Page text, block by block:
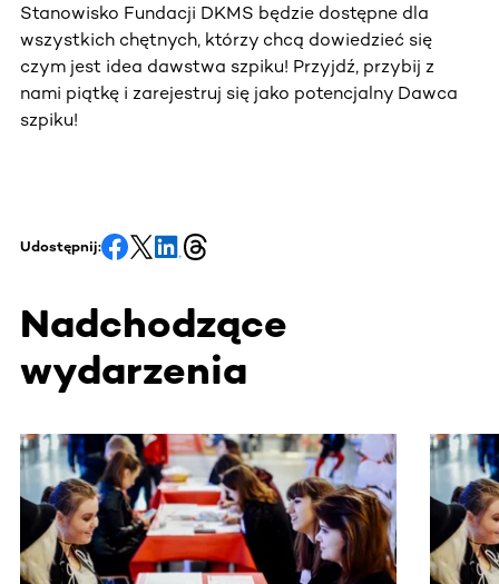
Stanowisko Fundacji DKMS będzie dostępne dla
wszystkich chętnych, którzy chcą dowiedzieć się
czym jest idea dawstwa szpiku! Przyjdź, przybij z
nami piątkę i zarejestruj się jako potencjalny Dawca
szpiku!
Udostępnij:
Nadchodzące
wydarzenia
Ta sekcja zawiera treści przewijane w poziomie. Użyj